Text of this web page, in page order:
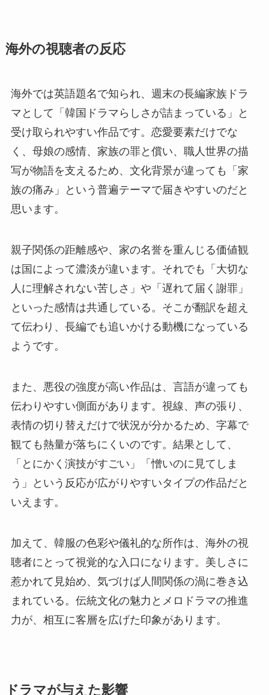
海外の視聴者の反応
海外では英語題名で知られ、週末の長編家族ドラ
マとして「韓国ドラマらしさが詰まっている」と
受け取られやすい作品です。恋愛要素だけでな
く、母娘の感情、家族の罪と償い、職人世界の描
写が物語を支えるため、文化背景が違っても「家
族の痛み」という普遍テーマで届きやすいのだと
思います。
親子関係の距離感や、家の名誉を重んじる価値観
は国によって濃淡が違います。それでも「大切な
人に理解されない苦しさ」や「遅れて届く謝罪」
といった感情は共通している。そこが翻訳を超え
て伝わり、長編でも追いかける動機になっている
ようです。
また、悪役の強度が高い作品は、言語が違っても
伝わりやすい側面があります。視線、声の張り、
表情の切り替えだけで状況が分かるため、字幕で
観ても熱量が落ちにくいのです。結果として、
「とにかく演技がすごい」「憎いのに見てしま
う」という反応が広がりやすいタイプの作品だと
いえます。
加えて、韓服の色彩や儀礼的な所作は、海外の視
聴者にとって視覚的な入口になります。美しさに
惹かれて見始め、気づけば人間関係の渦に巻き込
まれている。伝統文化の魅力とメロドラマの推進
力が、相互に客層を広げた印象があります。
ドラマが与えた影響